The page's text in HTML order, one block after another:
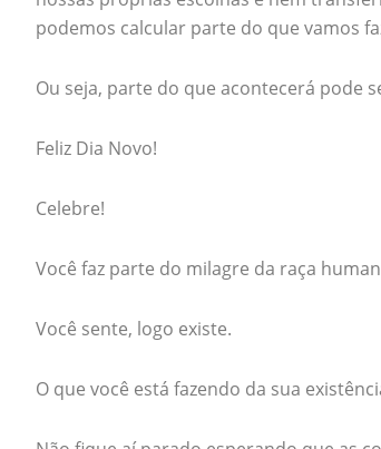
podemos calcular parte do que vamos
Ou seja, parte do que acontecerá pode
Feliz Dia Novo!
Celebre!
Você faz parte do milagre da raça
Você sente, logo existe.
O que você está fazendo da sua